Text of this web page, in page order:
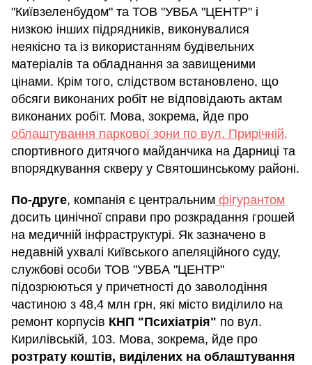
"Київзеленбудом" та ТОВ "УВБА "ЦЕНТР" і
низкою інших підрядників, виконувалися
неякісно та із використанням будівельних
матеріалів та обладнання за завищеними
цінами. Крім того, слідством встановлено, що
обсяги виконаних робіт не відповідають актам
виконаних робіт. Мова, зокрема, йде про
облаштування паркової зони по вул. Прирічній,
спортивного дитячого майданчика на Дарниці та
впорядкування скверу у Святошинському районі.
По-друге, компанія є центральним фігурантом
досить цинічної справи про розкрадання грошей
на медичній інфраструктурі. Як зазначено в
недавній ухвалі Київського апеляційного суду,
службові особи ТОВ "УВБА "ЦЕНТР"
підозрюються у причетності до заволодіння
частиною з 48,4 млн грн, які місто виділило на
ремонт корпусів КНП "Психіатрія" по вул.
Кирилівській, 103. Мова, зокрема, йде про
розтрату коштів, виділених на облаштування